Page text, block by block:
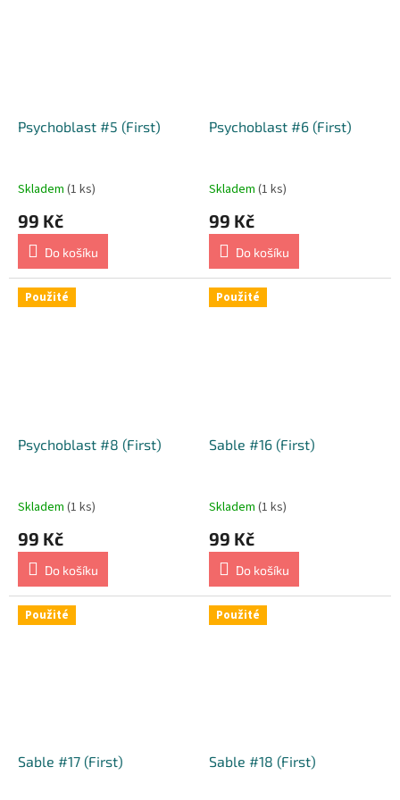
Psychoblast #5 (First)
Skladem (1 ks)
99 Kč
Do košíku
Psychoblast #6 (First)
Skladem (1 ks)
99 Kč
Do košíku
Použité
Psychoblast #8 (First)
Skladem (1 ks)
99 Kč
Do košíku
Použité
Sable #16 (First)
Skladem (1 ks)
99 Kč
Do košíku
Použité
Sable #17 (First)
Použité
Sable #18 (First)